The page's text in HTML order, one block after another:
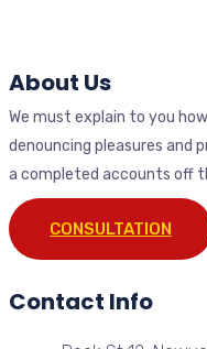
About Us
We must explain to you
denouncing pleasures and
a completed accounts off
CONSULTATION
Contact Info